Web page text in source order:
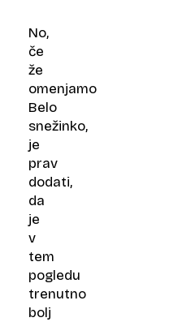
No,
če
že
omenjamo
Belo
snežinko,
je
prav
dodati,
da
je
v
tem
pogledu
trenutno
bolj